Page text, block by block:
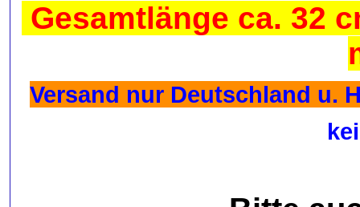
Gesamtlänge ca. 32
Versand nur Deutschland u.